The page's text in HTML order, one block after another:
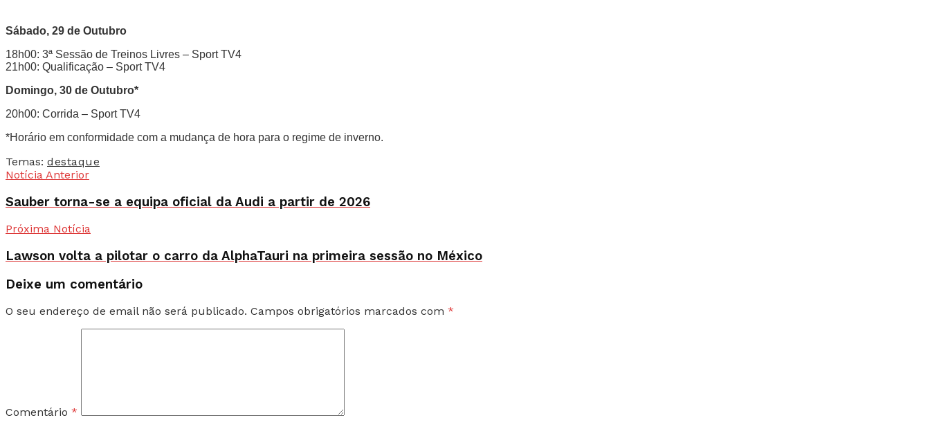
Sábado, 29 de Outubro
18h00: 3ª Sessão de Treinos Livres – Sport TV4
21h00: Qualificação – Sport TV4
Domingo, 30 de Outubro*
20h00: Corrida – Sport TV4
*Horário em conformidade com a mudança de hora para o regime de inverno.
Temas: destaque
Notícia Anterior
Sauber torna-se a equipa oficial da Audi a partir de 2026
Próxima Notícia
Lawson volta a pilotar o carro da AlphaTauri na primeira sessão no México
Deixe um comentário
O seu endereço de email não será publicado. Campos obrigatórios marcados com *
Comentário *